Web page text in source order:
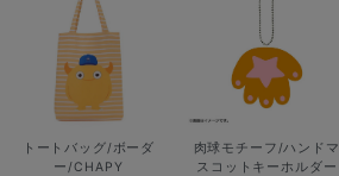
トートバッグ/ボーダ
ー/CHAPY
肉球モチーフ/ハンドマ
スコットキーホルダー